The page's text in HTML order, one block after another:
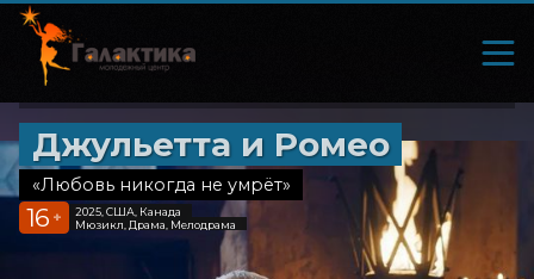
Джульетта и Ромео
«Любовь никогда не умрёт»
16 +
2025, США, Канада
Мюзикл, Драма, Мелодрама